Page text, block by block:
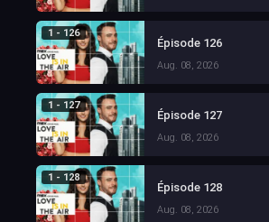
1 - 126
Épisode 126
Aug. 08, 2026
1 - 127
Épisode 127
Aug. 08, 2026
1 - 128
Épisode 128
Aug. 08, 2026